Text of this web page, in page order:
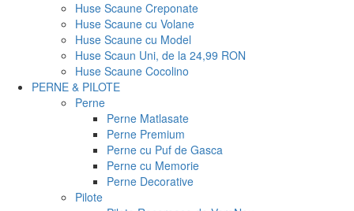
Huse Scaune Creponate
Huse Scaune cu Volane
Huse Scaune cu Model
Huse Scaun Uni, de la 24,99 RON
Huse Scaune Cocolino
PERNE & PILOTE
Perne
Perne Matlasate
Perne Premium
Perne cu Puf de Gasca
Perne cu Memorie
Perne Decorative
Pilote